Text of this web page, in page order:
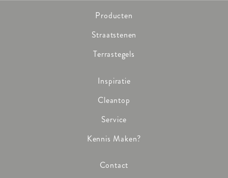
Producten
Straatstenen
Terrastegels
Inspiratie
Cleantop
Service
Kennis Maken?
Contact